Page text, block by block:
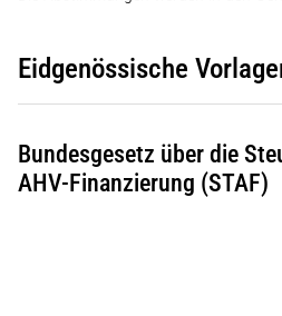
Eidgenössische
Bundesgesetz über die
AHV-Finanzierung (STAF)